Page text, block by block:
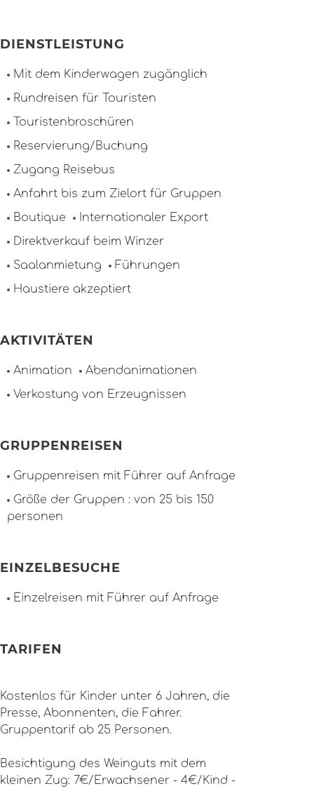
DIENSTLEISTUNG
Mit dem Kinderwagen zugänglich
Rundreisen für Touristen
Touristenbroschüren
Reservierung/Buchung
Zugang Reisebus
Anfahrt bis zum Zielort für Gruppen
Boutique
Internationaler Export
Direktverkauf beim Winzer
Saalanmietung
Führungen
Haustiere akzeptiert
AKTIVITÄTEN
Animation
Abendanimationen
Verkostung von Erzeugnissen
GRUPPENREISEN
Gruppenreisen mit Führer auf Anfrage
Größe der Gruppen : von 25 bis 150
personen
EINZELBESUCHE
Einzelreisen mit Führer auf Anfrage
TARIFEN
Kostenlos für Kinder unter 6 Jahren, die
Presse, Abonnenten, die Fahrer.
Gruppentarif ab 25 Personen.
Besichtigung des Weinguts mit dem
kleinen Zug: 7€/Erwachsener - 4€/Kind -